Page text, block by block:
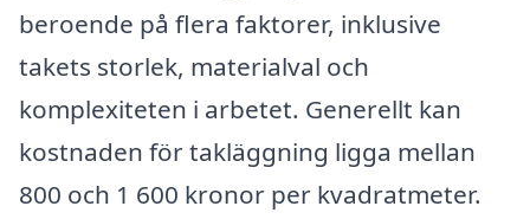
beroende på flera faktorer, inklusive
takets storlek, materialval och
komplexiteten i arbetet. Generellt kan
kostnaden för takläggning ligga mellan
800 och 1 600 kronor per kvadratmeter.